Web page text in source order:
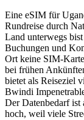
Eine eSIM für
Rundreise durch
Land unterwegs
Buchungen und
Ort keine SIM-
bei frühen
bietet als Reiseziel
Bwindi
Der Datenbedarf ist
hoch, weil viele